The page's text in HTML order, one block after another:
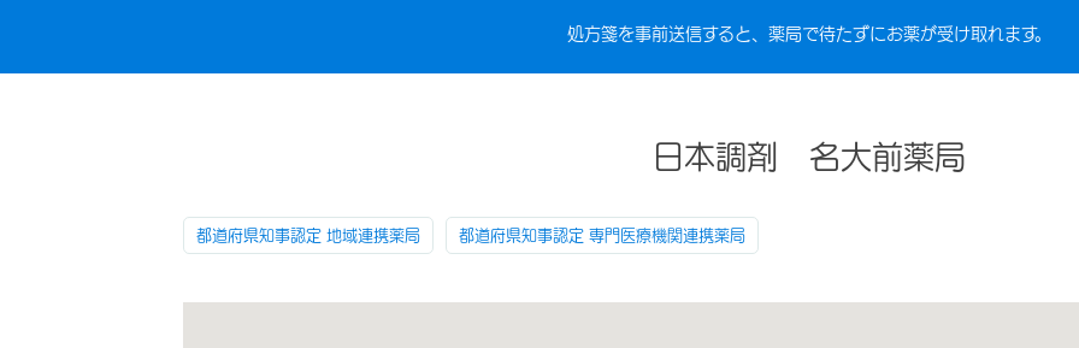
処方箋を事前送信すると、薬局で待たずにお薬が受け取れます。
日本調剤 名大前薬局
都道府県知事認定 地域連携薬局 都道府県知事認定 専門医療機関連携薬局